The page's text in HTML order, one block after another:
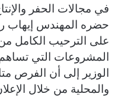
في مجالات الحفر
حضره المهندس إيهاب
على الترحيب الكامل
المشروعات التي تساهم
الوزير إلى أن الفرص
والمحلية من خلال